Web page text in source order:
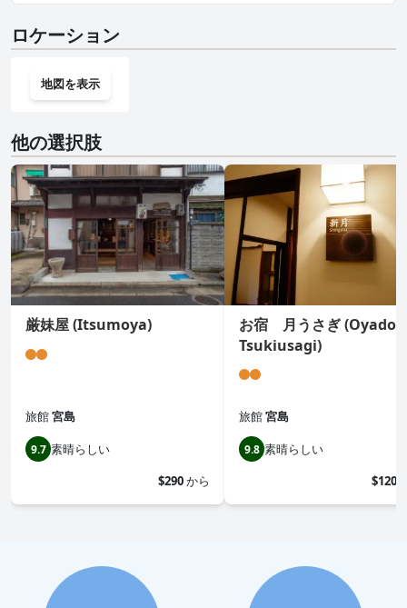
ロケーション
地図を表示
他の選択肢
厳妹屋 (Itsumoya)
旅館宮島
9.7 素晴らしい
$290から
お宿 月うさぎ (Oyado
Tsukiusagi)
旅館宮島
9.8 素晴らしい
$120